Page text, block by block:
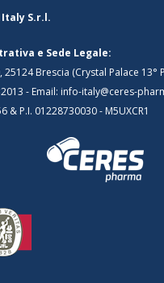
S.r.l.
e Sede Legale:
25124 Brescia (Crystal Palace 13°
- Email: info-italy@ceres-
& P.I. 01228730030 - M5UXCR1